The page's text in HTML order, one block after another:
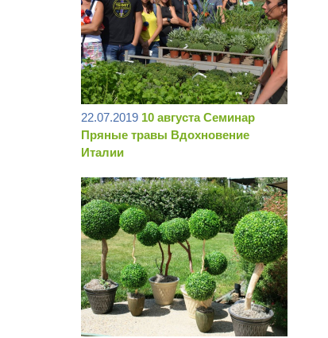
22.07.2019 10 августа Семинар
Пряные травы Вдохновение
Италии